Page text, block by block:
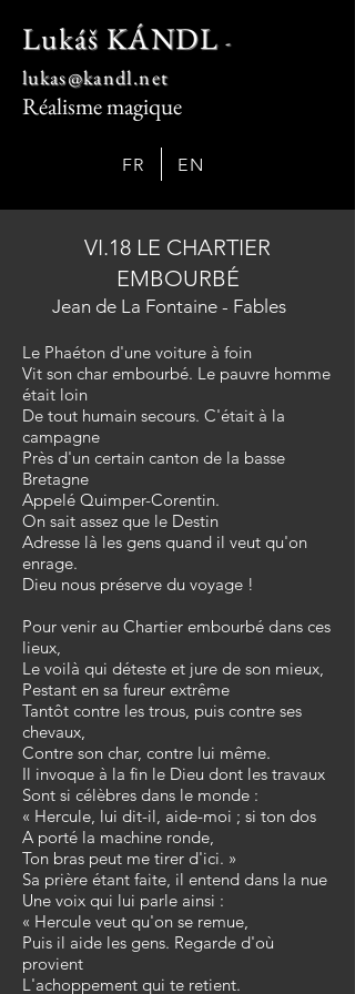
Lukáš KÁNDL-
lukas@kandl.net
Réalisme magique
FR EN
VI.18 LE CHARTIER
EMBOURBÉ
Jean de La Fontaine - Fables
Le Phaéton d'une voiture à foin
Vit son char embourbé. Le pauvre homme
était loin
De tout humain secours. C'était à la
campagne
Près d'un certain canton de la basse
Bretagne
Appelé Quimper-Corentin.
On sait assez que le Destin
Adresse là les gens quand il veut qu'on
enrage.
Dieu nous préserve du voyage !
Pour venir au Chartier embourbé dans ces
lieux,
Le voilà qui déteste et jure de son mieux,
Pestant en sa fureur extrême
Tantôt contre les trous, puis contre ses
chevaux,
Contre son char, contre lui même.
Il invoque à la fin le Dieu dont les travaux
Sont si célèbres dans le monde :
« Hercule, lui dit-il, aide-moi ; si ton dos
A porté la machine ronde,
Ton bras peut me tirer d'ici. »
Sa prière étant faite, il entend dans la nue
Une voix qui lui parle ainsi :
« Hercule veut qu'on se remue,
Puis il aide les gens. Regarde d'où
provient
L'achoppement qui te retient.